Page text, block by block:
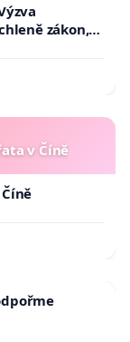
zákon,
opakovat!
v Číně